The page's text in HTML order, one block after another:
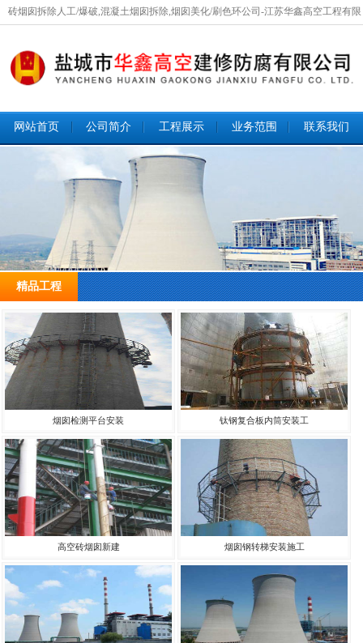
砖烟囱拆除人工/爆破,混凝土烟囱拆除,烟囱美化/刷色环公司-江苏华鑫高空工程有限
网站首页 公司简介 工程展示 业务范围 联系我们
1 / 4
精品工程
烟囱检测平台安装 钛钢复合板内筒安装工
高空砖烟囱新建 烟囱钢转梯安装施工